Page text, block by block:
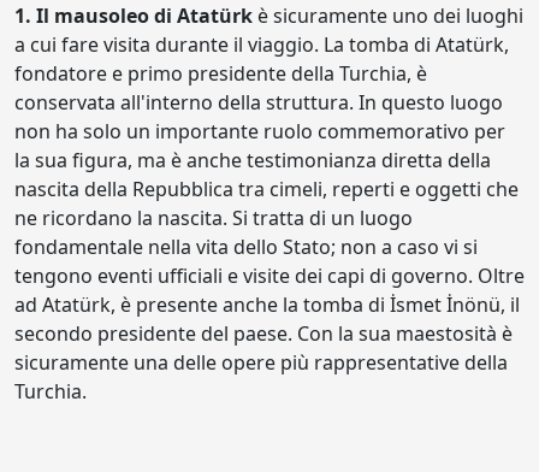
1. Il mausoleo di Atatürk è sicuramente uno dei luoghi
a cui fare visita durante il viaggio. La tomba di Atatürk,
fondatore e primo presidente della Turchia, è
conservata all'interno della struttura. In questo luogo
non ha solo un importante ruolo commemorativo per
la sua figura, ma è anche testimonianza diretta della
nascita della Repubblica tra cimeli, reperti e oggetti che
ne ricordano la nascita. Si tratta di un luogo
fondamentale nella vita dello Stato; non a caso vi si
tengono eventi ufficiali e visite dei capi di governo. Oltre
ad Atatürk, è presente anche la tomba di İsmet İnönü, il
secondo presidente del paese. Con la sua maestosità è
sicuramente una delle opere più rappresentative della
Turchia.